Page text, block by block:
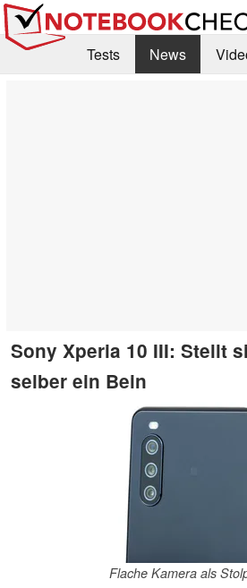
Tests News
Sony Xperia 10 III: Stellt
selber ein Bein
Flache Kamera als